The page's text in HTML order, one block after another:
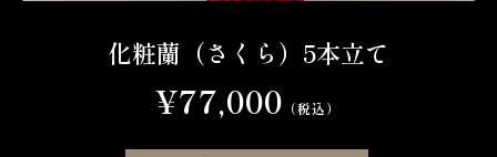
化粧蘭（さくら）5本立て
¥77,000 （税込）